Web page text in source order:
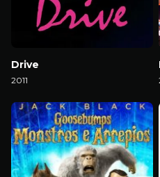
Drive
2011